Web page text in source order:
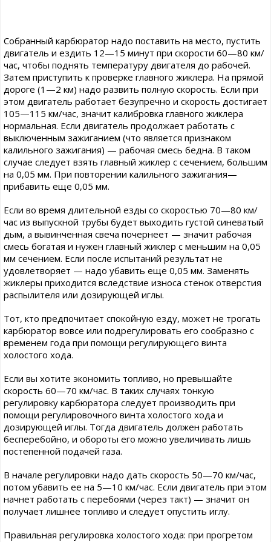
Собранный карбюратор надо поставить на место, пустить
двигатель и ездить 12—15 минут при скорости 60—80 км/
час, чтобы поднять температуру двигателя до рабочей.
Затем приступить к проверке главного жиклера. На прямой
дороге (1—2 км) надо развить полную скорость. Если при
этом двигатель работает безупречно и скорость достигает
105—115 км/час, значит калибровка главного жиклера
нормальная. Если двигатель продолжает работать с
выключенным зажиганием (что является признаком
калильного зажигания) — рабочая смесь бедна. В таком
случае следует взять главный жиклер с сечением, большим
на 0,05 мм. При повторении калильного зажигания—
прибавить еще 0,05 мм.
Если во время длительной езды со скоростью 70—80 км/
час из выпускной трубы будет выходить густой синеватый
дым, а вывинченная свеча почернеет — значит рабочая
смесь богатая и нужен главный жиклер с меньшим на 0,05
мм сечением. Если после испытаний результат не
удовлетворяет — надо убавить еще 0,05 мм. Заменять
жиклеры приходится вследствие износа стенок отверстия
распылителя или дозирующей иглы.
Тот, кто предпочитает спокойную езду, может не трогать
карбюратор вовсе или подрегулировать его сообразно с
временем года при помощи регулирующего винта
холостого хода.
Если вы хотите экономить топливо, но превышайте
скорость 60—70 км/час. В таких случаях тонкую
регулировку карбюратора следует производить при
помощи регулировочного винта холостого хода и
дозирующей иглы. Тогда двигатель должен работать
бесперебойно, и обороты его можно увеличивать лишь
постепенной подачей газа.
В начале регулировки надо дать скорость 50—70 км/час,
потом убавить ее на 5—10 км/час. Если двигатель при этом
начнет работать с перебоями (через такт) — значит он
получает лишнее топливо и следует опустить иглу.
Правильная регулировка холостого хода: при прогретом